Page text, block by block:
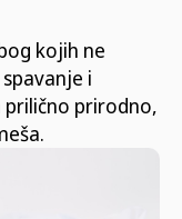
kojih ne
i
prilično prirodno,